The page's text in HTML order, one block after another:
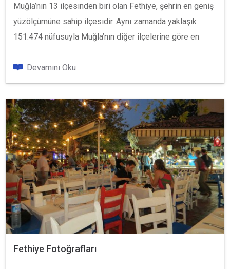
Muğla’nın 13 ilçesinden biri olan Fethiye, şehrin en geniş
yüzölçümüne sahip ilçesidir. Aynı zamanda yaklaşık
151.474 nüfusuyla Muğla’nın diğer ilçelerine göre en
olması ve denize kıyısı olmasının nüfus artışında etkili
olduğunu söyleyebiliriz. Şehrin karmaşasından
uzaklaşarak daha sakin ve yeşillikler arasında bir hayat
sürmeyi planlayanların en gözde yerleri arasında
bulunuyor Fethiye.
Devamını Oku
Fethiye Fotoğrafları